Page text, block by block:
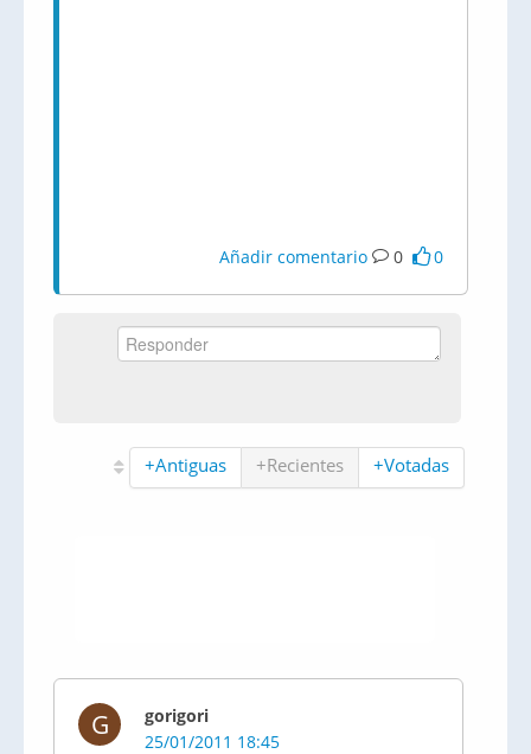
Añadir comentario 0 0
+Antiguas +Recientes +Votadas
G
gorigori
25/01/2011 18:45